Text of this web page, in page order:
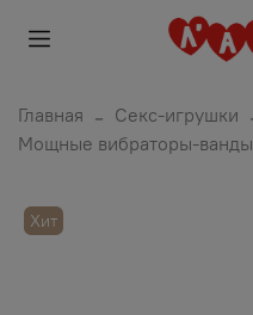
Главная Секс-игрушки
Мощные вибраторы-ванды
Хит